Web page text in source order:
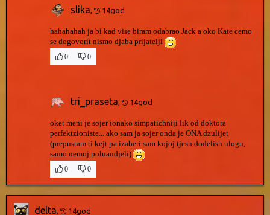
slika 14god
hahahahah ja bi kad vise biram odabrao Jack a oko Kate cemo
se dogovorit nismo djaba prijatelji
0
0
tri_praseta 14god
oket meni je sojer ionako simpatichniji lik od doktora
perfektzioniste... ako sam ja sojer onda je ONA dzulijet
(prepustam ti kejt pa izaberi sam kojoj tjesh dodelish ulogu,
samo nemoj poluandjeli)
0
0
delta 14god